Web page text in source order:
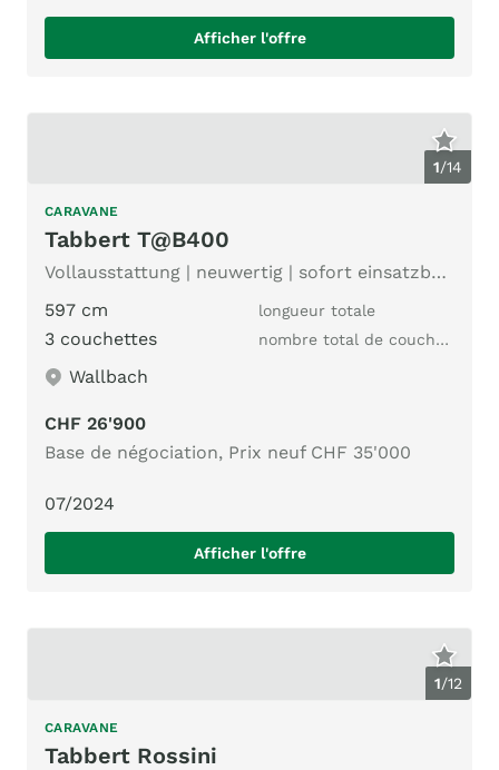
Afficher l'offre
1/14
CARAVANE
Tabbert T@B400
Vollausstattung | neuwertig | sofort einsatzbereit
597 cm
longueur totale
3 couchettes nombre total de couchages
Wallbach
CHF 26'900
Base de négociation, Prix neuf CHF 35'000
07/2024
Afficher l'offre
1/12
CARAVANE
Tabbert Rossini